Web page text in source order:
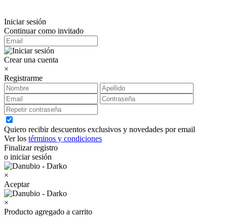
Iniciar sesión
Continuar como invitado
Crear una cuenta
×
Registrarme
Quiero recibir descuentos exclusivos y novedades por email
Ver los términos y condiciones
Finalizar registro
o iniciar sesión
×
Aceptar
×
Producto agregado a carrito